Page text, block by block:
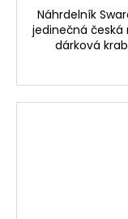
Náhrdelník
jedinečná česká
dárková